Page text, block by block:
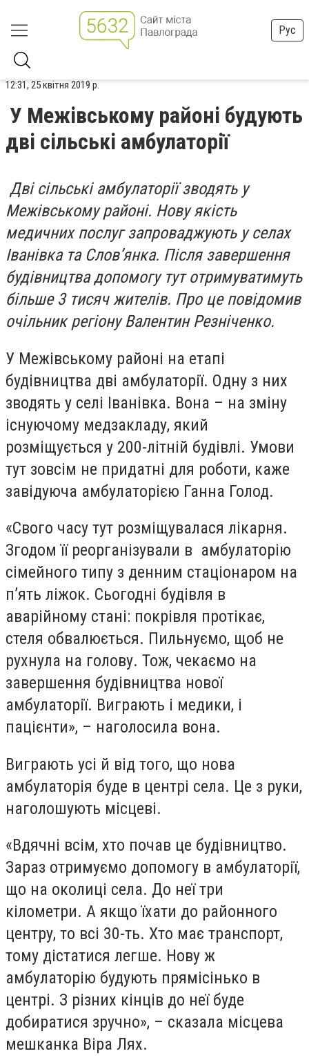
Рус
12:31, 25 квітня 2019 р.
У Межівському районі будують
дві сільські амбулаторії
Дві сільські амбулаторії зводять у
Межівському районі. Нову якість
медичних послуг запроваджують у селах
Іванівка та Слов’янка. Після завершення
будівництва допомогу тут отримуватимуть
більше 3 тисяч жителів. Про це повідомив
очільник регіону Валентин Резніченко.
У Межівському районі на етапі
будівництва дві амбулаторії. Одну з них
зводять у селі Іванівка. Вона – на зміну
існуючому медзакладу, який
розміщується у 200-літній будівлі. Умови
тут зовсім не придатні для роботи, каже
завідуюча амбулаторією Ганна Голод.
«Свого часу тут розміщувалася лікарня.
Згодом її реорганізували в амбулаторію
сімейного типу з денним стаціонаром на
п’ять ліжок. Сьогодні будівля в
аварійному стані: покрівля протікає,
стеля обвалюється. Пильнуємо, щоб не
рухнула на голову. Тож, чекаємо на
завершення будівництва нової
амбулаторії. Виграють і медики, і
пацієнти», – наголосила вона.
Виграють усі й від того, що нова
амбулаторія буде в центрі села. Це з руки,
наголошують місцеві.
«Вдячні всім, хто почав це будівництво.
Зараз отримуємо допомогу в амбулаторії,
що на околиці села. До неї три
кілометри. А якщо їхати до районного
центру, то всі 30-ть. Хто має транспорт,
тому дістатися легше. Нову ж
амбулаторію будують прямісінько в
центрі. З різних кінців до неї буде
добиратися зручно», – сказала місцева
мешканка Віра Лях.